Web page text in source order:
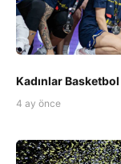
Kadınlar
4 ay önce